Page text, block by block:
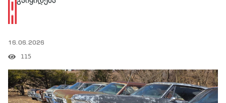
16.06.2026
115